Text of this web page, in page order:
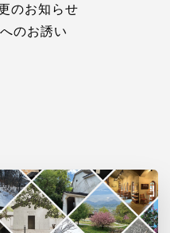
のお知らせ
のお誘い